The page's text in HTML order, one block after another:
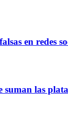
en redes
las